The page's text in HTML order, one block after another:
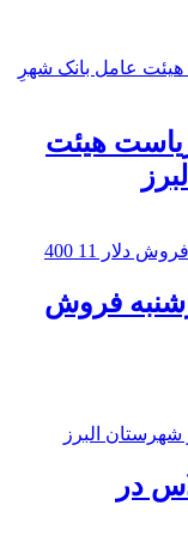
هیئت
فروش
در